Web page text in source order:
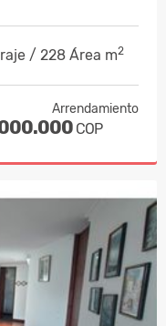
/ 228 Área m2
Arrendamiento
COP